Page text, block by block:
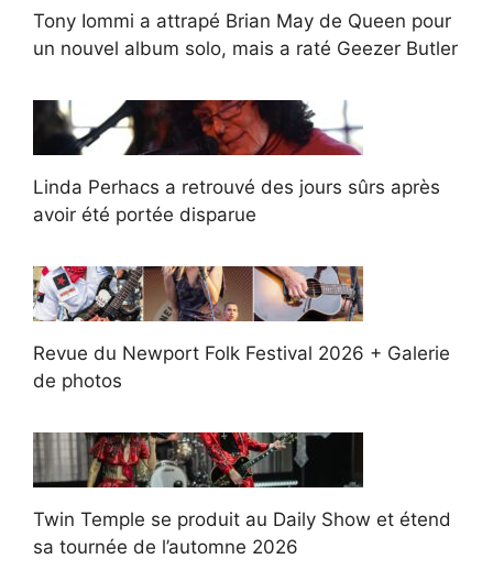
Tony Iommi a attrapé Brian May de Queen pour
un nouvel album solo, mais a raté Geezer Butler
Linda Perhacs a retrouvé des jours sûrs après
avoir été portée disparue
Revue du Newport Folk Festival 2026 + Galerie
de photos
Twin Temple se produit au Daily Show et étend
sa tournée de l’automne 2026